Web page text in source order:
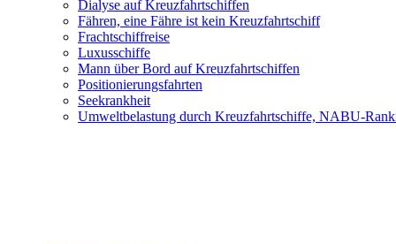
Dialyse auf Kreuzfahrtschiffen
Fähren, eine Fähre ist kein Kreuzfahrtschiff
Frachtschiffreise
Luxusschiffe
Mann über Bord auf Kreuzfahrtschiffen
Positionierungsfahrten
Seekrankheit
Umweltbelastung durch Kreuzfahrtschiffe, NABU-